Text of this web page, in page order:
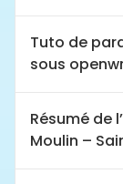
Tuto de
sous
Résumé de
Moulin –